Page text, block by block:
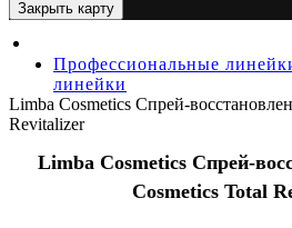
Профессиональные
линейки
Limba Cosmetics Спрей-
Revitalizer
Limba Cosmetics Спрей-
Cosmetics Total